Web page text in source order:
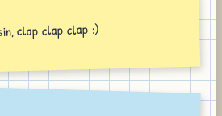
clap clap clap :)